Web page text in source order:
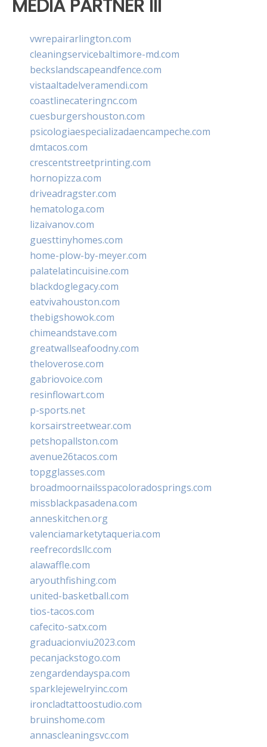
MEDIA PARTNER III
vwrepairarlington.com
cleaningservicebaltimore-md.com
beckslandscapeandfence.com
vistaaltadelveramendi.com
coastlinecateringnc.com
cuesburgershouston.com
psicologiaespecializadaencampeche.com
dmtacos.com
crescentstreetprinting.com
hornopizza.com
driveadragster.com
hematologa.com
lizaivanov.com
guesttinyhomes.com
home-plow-by-meyer.com
palatelatincuisine.com
blackdoglegacy.com
eatvivahouston.com
thebigshowok.com
chimeandstave.com
greatwallseafoodny.com
theloverose.com
gabriovoice.com
resinflowart.com
p-sports.net
korsairstreetwear.com
petshopallston.com
avenue26tacos.com
topgglasses.com
broadmoornailsspacoloradosprings.com
missblackpasadena.com
anneskitchen.org
valenciamarketytaqueria.com
reefrecordsllc.com
alawaffle.com
aryouthfishing.com
united-basketball.com
tios-tacos.com
cafecito-satx.com
graduacionviu2023.com
pecanjackstogo.com
zengardendayspa.com
sparklejewelryinc.com
ironcladtattoostudio.com
bruinshome.com
annascleaningsvc.com